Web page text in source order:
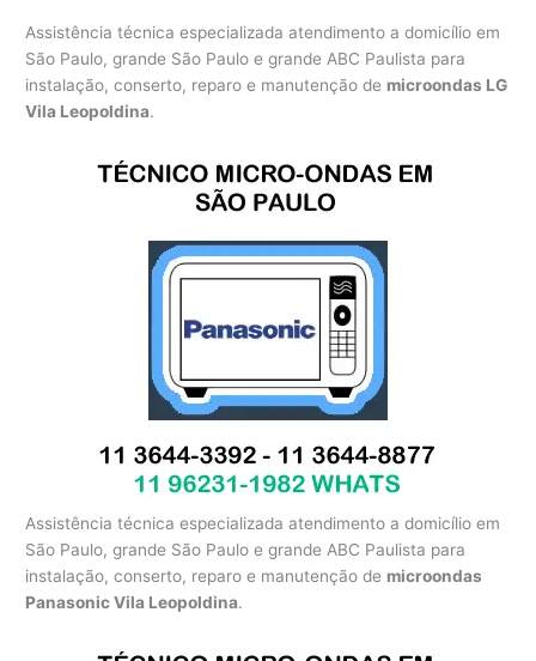
Assistência técnica especializada atendimento a domicílio em
São Paulo, grande São Paulo e grande ABC Paulista para
instalação, conserto, reparo e manutenção de microondas LG
Vila Leopoldina.
Assistência técnica especializada atendimento a domicílio em
São Paulo, grande São Paulo e grande ABC Paulista para
instalação, conserto, reparo e manutenção de microondas
Panasonic Vila Leopoldina.